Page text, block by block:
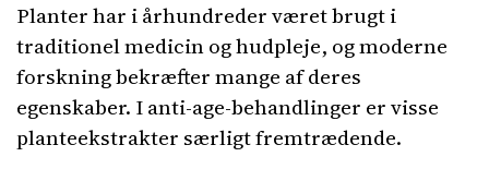
Planter har i århundreder været brugt i
traditionel medicin og hudpleje, og moderne
forskning bekræfter mange af deres
egenskaber. I anti-age-behandlinger er visse
planteekstrakter særligt fremtrædende.